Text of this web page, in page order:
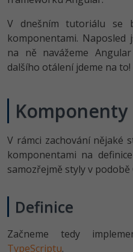
Spring
ASP.NET MVC
Best practices
MySQL/MariaDB
MS-SQL
Grafik / UX/UI
3D grafik
Databázový analytik
Copywriter
SEO specialista
C -80%
VB.NET
Algoritmy -41%
Pro děti
V dnešním tutoriálu se
komponentami.
na ně navážeme
dalšího otálení jdeme na to!
Komponenty
V rámci zachování nějaké
komponentami na
samozřejmě styly v podobě
Definice
Začneme tedy
TypeScriptu.